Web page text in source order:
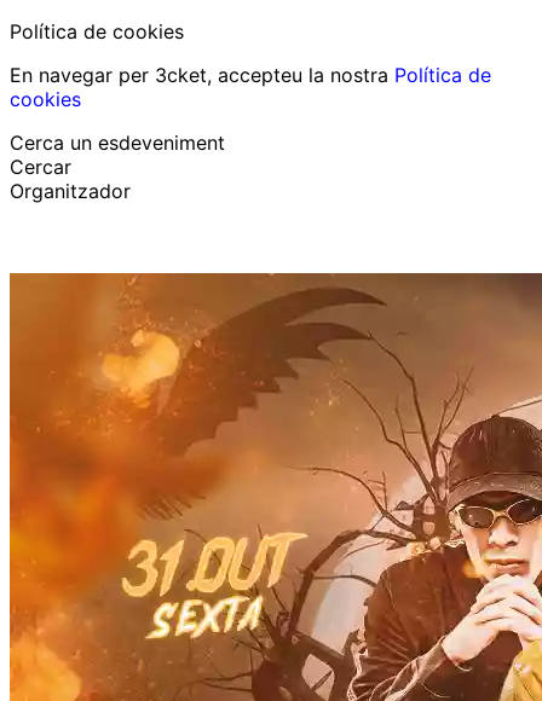
Política de cookies
En navegar per 3cket, accepteu la nostra Política de
cookies
Cerca un esdeveniment
Cercar
Organitzador
Català
Suport al participant
He perdut la meva entrada
LoginPromoure esdeveniment